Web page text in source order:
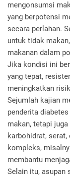
mengonsumsi
yang berpotensi
secara perlahan.
untuk tidak
makanan dalam
Jika kondisi ini
yang tepat,
meningkatkan
Sejumlah kajian
penderita
makan, tetapi
karbohidrat,
kompleks,
membantu
Selain itu, asupan